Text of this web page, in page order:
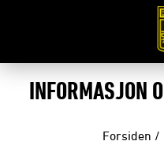
INFORMASJON
Forsiden /